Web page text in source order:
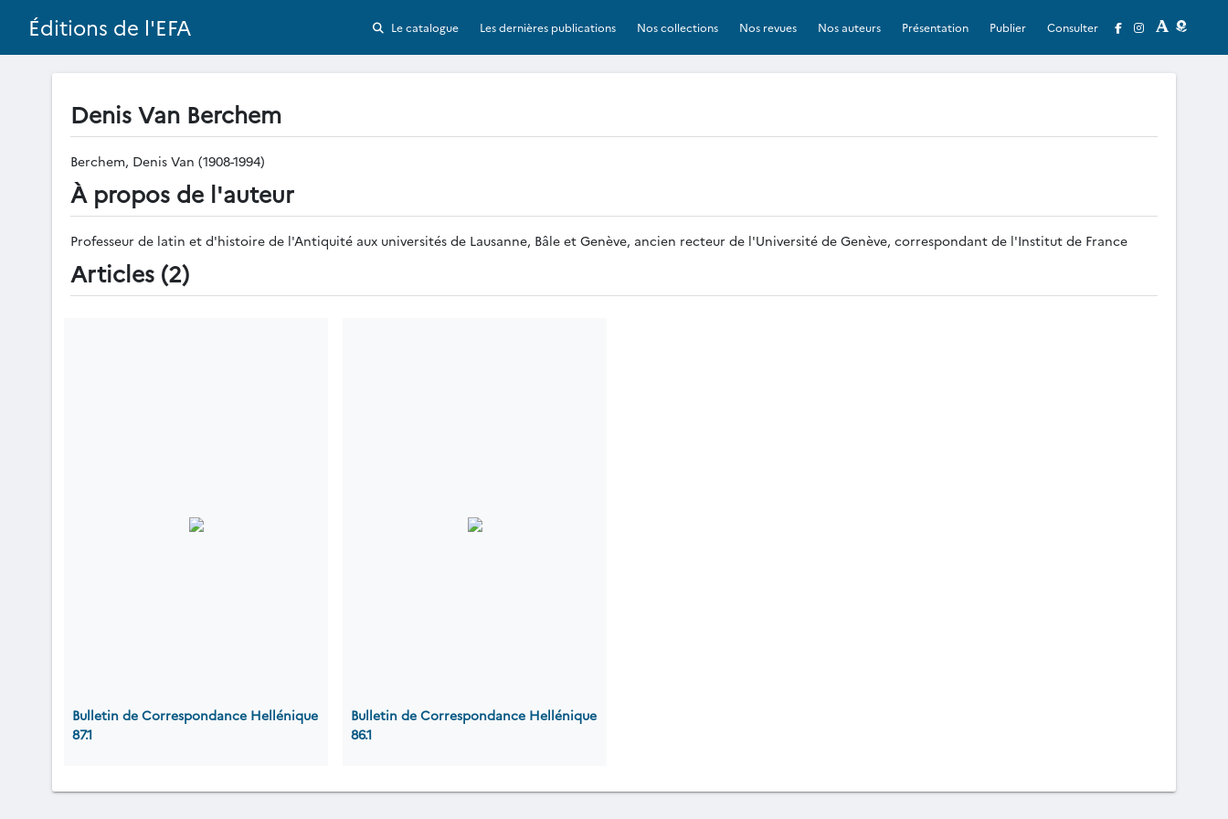
Éditions de l'EFA Le catalogue Les dernières publications Nos collections Nos revues Nos auteurs Présentation Publier Consulter
Denis Van Berchem
Berchem, Denis Van (1908-1994)
À propos de l'auteur
Professeur de latin et d'histoire de l'Antiquité aux universités de Lausanne, Bâle et Genève, ancien recteur de l'Université de Genève, correspondant de l'Institut de France
Articles (2)
Bulletin de Correspondance Hellénique
87.1
Bulletin de Correspondance Hellénique
86.1